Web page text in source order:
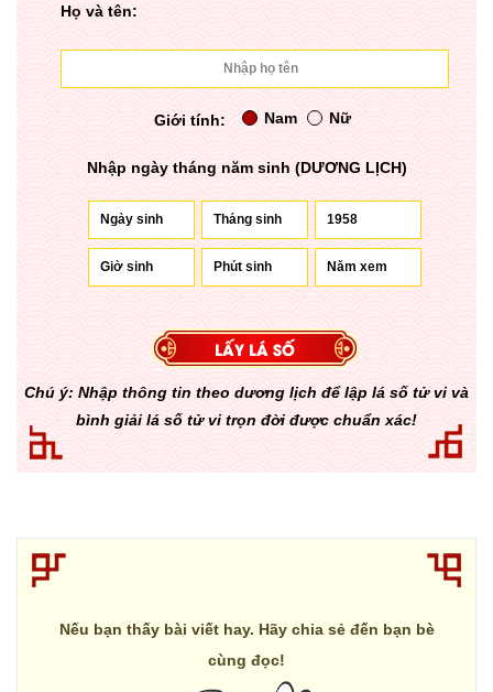
Họ và tên:
Giới tính: Nam Nữ
Nhập ngày tháng năm sinh (DƯƠNG LỊCH)
Chú ý: Nhập thông tin theo dương lịch để lập lá số tử vi và
bình giải lá số tử vi trọn đời được chuẩn xác!
Nếu bạn thấy bài viết hay. Hãy chia sẻ đến bạn bè
cùng đọc!